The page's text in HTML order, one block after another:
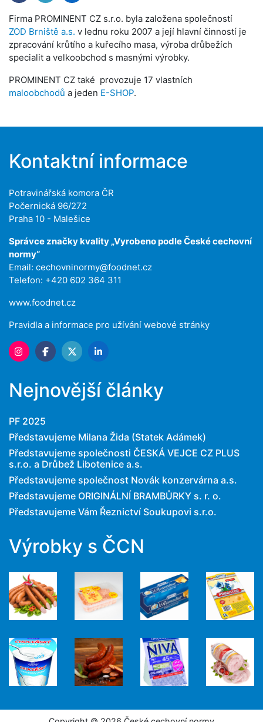
Firma PROMINENT CZ s.r.o. byla založena společností
ZOD Brniště a.s. v lednu roku 2007 a její hlavní činností je
zpracování krůtího a kuřecího masa, výroba drůbežích
specialit a velkoobchod s masnými výrobky.
PROMINENT CZ také provozuje 17 vlastních
maloobchodů a jeden E-SHOP.
Kontaktní informace
Potravinářská komora ČR
Počernická 96/272
Praha 10 - Malešice
Správce značky kvality „Vyrobeno podle České cechovní
normy“
Email: cechovninormy@foodnet.cz
Telefon: +420 602 364 311
www.foodnet.cz
Pravidla a informace pro užívání webové stránky
Nejnovější články
PF 2025
Představujeme Milana Žida (Statek Adámek)
Představujeme společnosti ČESKÁ VEJCE CZ PLUS
s.r.o. a Drůbež Libotenice a.s.
Představujeme společnost Novák konzervárna a.s.
Představujeme ORIGINÁLNÍ BRAMBŮRKY s. r. o.
Představujeme Vám Řeznictví Soukupovi s.r.o.
Výrobky s ČCN